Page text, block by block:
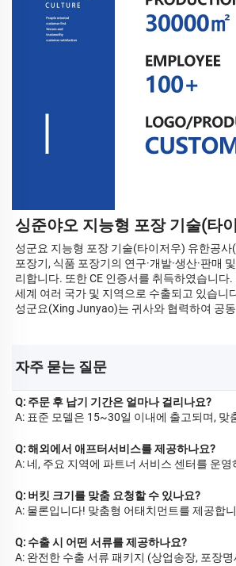
싱준야오 지능형 포장 기술(타
성군요 지능형 포장 기술(타이저우) 유한공
포장기, 식품 포장기의 연구·개발·생산·판
리합니다. 또한 CE 인증서를 취득하였습니
세계 여러 국가 및 지역으로 수출되고 있습니
성군요(Xing Junyao)는 귀사와 협력하여 공
자주 묻는 질문
Q: 주문 후 납기 기간은 얼마나 걸리나요?
A: 표준 모델은 15~30일 이내에 출고되며,
Q: 해외에서 애프터서비스를 제공하나요?
A: 네, 주요 지역에 파트너 서비스 센터를 운
Q: 버킷 크기를 맞춤 요청할 수 있나요?
A: 물론입니다! 맞춤형 어태치먼트를 제공합
Q: 수출 시 어떤 서류를 제공하나요?
A: 완전한 수출 서류 패키지 (상업송장, 포장명